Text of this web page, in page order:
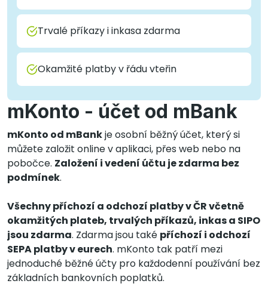
Trvalé příkazy i inkasa zdarma
Okamžité platby v řádu vteřin
mKonto - účet od mBank
mKonto od mBankje osobní běžný účet, který si
můžete založit online v aplikaci, přes web nebo na
pobočce. Založení i vedení účtu je zdarma bez
podmínek.
Všechny příchozí a odchozí platby v ČR včetně
okamžitých plateb, trvalých příkazů, inkas a SIPO
jsou zdarma. Zdarma jsou také příchozí i odchozí
SEPA platby v eurech. mKonto tak patří mezi
jednoduché běžné účty pro každodenní používání bez
základních bankovních poplatků.